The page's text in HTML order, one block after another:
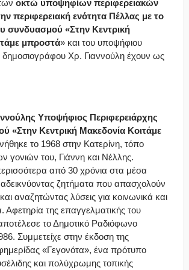
οκτώ υποψηφίων περιφερειακών
περιφερειακή ενότητα Πέλλας με το
συνδυασμού «Στην Κεντρική
μπροστά» και του υποψήφιου
Χρ. Γιαννούλη έχουν ως
Υποψήφιος Περιφερειάρχης
«Στην Κεντρική Μακεδονία Κοιτάμε
το 1968 στην Κατερίνη, τόπο
γονιών του, Γιάννη και Νέλλης.
από 30 χρόνια στα μέσα
ζητήματα που απασχολούν
αναζητώντας λύσεις για κοινωνικά και
Αφετηρία της επαγγελματικής του
το Δημοτικό Ραδιόφωνο
Συμμετείχε στην έκδοση της
«Γεγονότα», ένα πρότυπο
και πολύχρωμης τοπικής